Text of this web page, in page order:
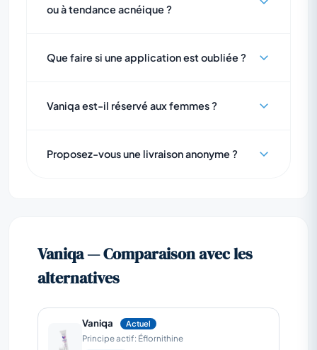
ou à tendance acnéique ?
Que faire si une application est oubliée ?
Vaniqa est-il réservé aux femmes ?
Proposez-vous une livraison anonyme ?
Vaniqa — Comparaison avec les
alternatives
Vaniqa Actuel
Principe actif: Éflornithine